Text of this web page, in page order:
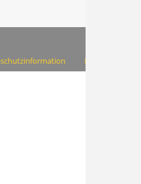
Impressum